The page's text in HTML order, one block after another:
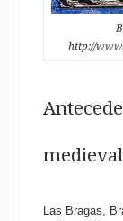
http://
Las Bragas,